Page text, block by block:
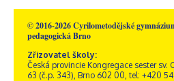
© 2016-2026 Cyrilometodějské
pedagogická Brno
Zřizovatel školy:
Česká provincie Kongregace sester sv.
63 (č.p. 343), Brno 602 00, tel: +420